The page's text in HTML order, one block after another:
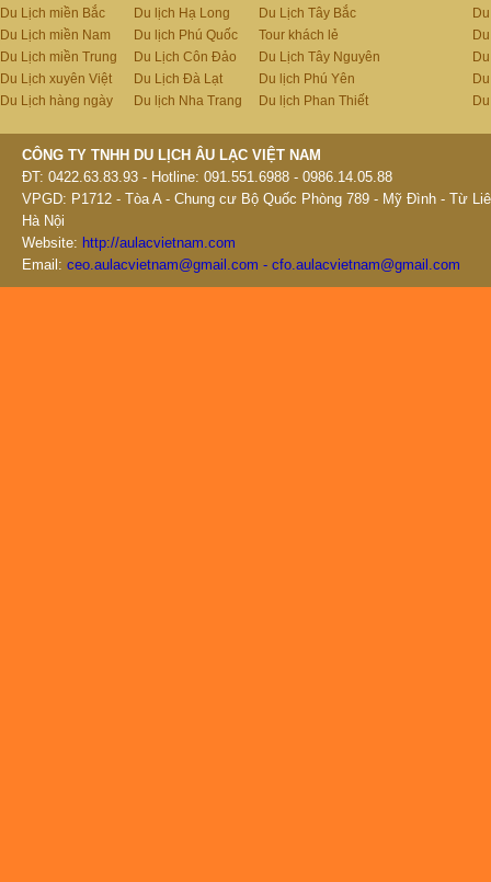
Du Lịch miền Bắc
Du Lịch miền Nam
Du Lịch miền Trung
Du Lịch xuyên Việt
Du Lịch hàng ngày
Du lịch Hạ Long
Du lịch Phú Quốc
Du Lịch Côn Đảo
Du Lịch Đà Lạt
Du lịch Nha Trang
Du Lịch Tây Bắc
Tour khách lẻ
Du Lịch Tây Nguyên
Du lịch Phú Yên
Du lịch Phan Thiết
CÔNG TY TNHH DU LỊCH ÂU LẠC VIỆT NAM
ĐT: 0422.63.83.93 - Hotline: 091.551.6988 - 0986.14.05.88
VPGD: P1712 - Tòa A - Chung cư Bộ Quốc Phòng 789 - Mỹ Đình - Từ
Hà Nội
Website: http://aulacvietnam.com
Email: ceo.aulacvietnam@gmail.com - cfo.aulacvietnam@gmail.com